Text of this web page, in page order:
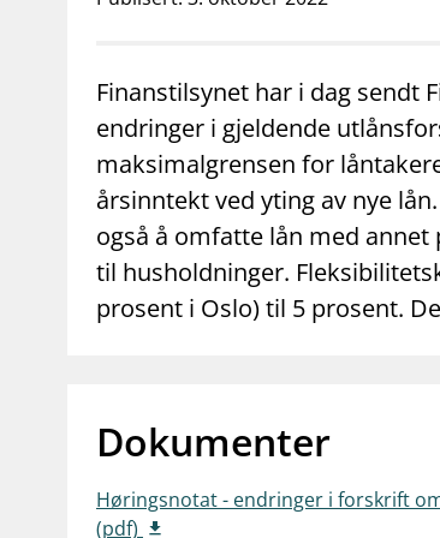
Forbrukerinformasjon
Finanstilsynet har i dag sendt
endringer i gjeldende
maksimalgrensen for
årsinntekt ved yting av nye
også å omfatte lån med
til husholdninger.
prosent i Oslo) til 5 prosent.
Dokumenter
Høringsnotat - endringer i forskrift
(pdf)